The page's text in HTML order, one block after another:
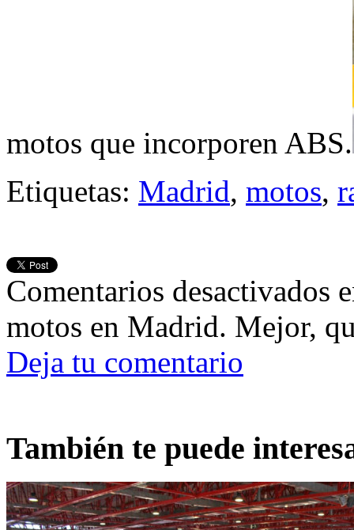
motos que incorporen ABS.
Etiquetas: Madrid, motos,
Comentarios desactivados
motos en Madrid. Mejor,
Deja tu comentario
También te puede